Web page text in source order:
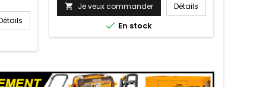
un
au
 Je veux commander Détails
 En stock